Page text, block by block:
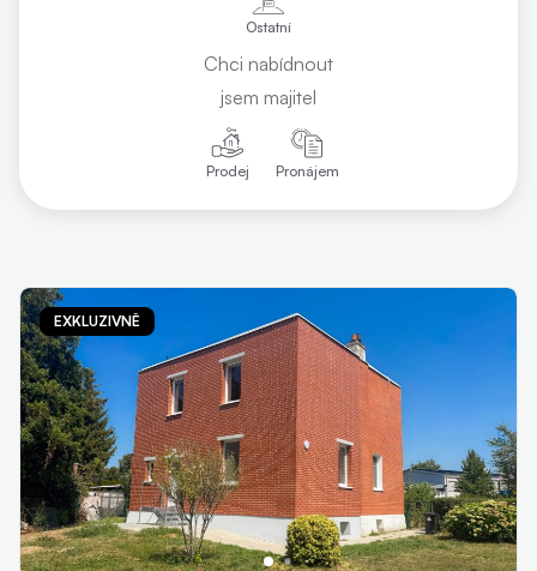
Ostatní
Chci nabídnout
jsem majitel
Prodej Pronájem
EXKLUZIVNĚ